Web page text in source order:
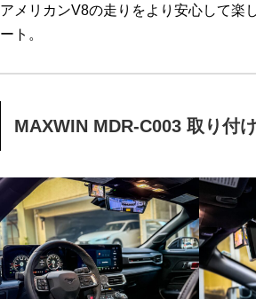
アメリカンV8の走りをより安心して楽
ート。
MAXWIN MDR-C003 取り付け